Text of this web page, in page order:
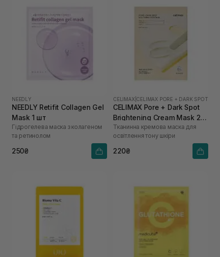
NEEDLY
NEEDLY Retifit Collagen Gel
Mask 1 шт
Гідрогелева маска з колагеном
та ретинолом
250₴
CELIMAX CELIMAX PORE + DARK SPOT
CELIMAX Pore + Dark Spot
Brightening Cream Mask 20
мл
Тканинна кремова маска для
освітлення тону шкіри
220₴